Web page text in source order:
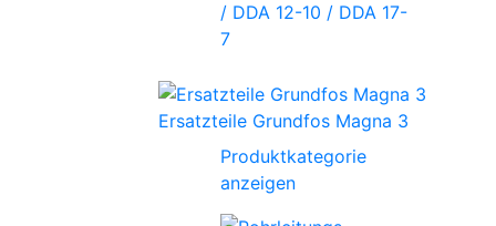
/ DDA 12-10 / DDA 17-
7
Ersatzteile Grundfos Magna 3
Produktkategorie
anzeigen